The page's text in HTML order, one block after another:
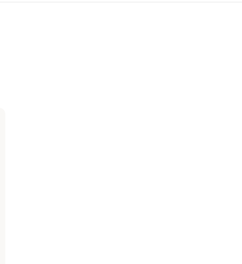
seres e então sendo essa fonte de luz e amor deixo que raios
luminosa visualizo aqueles lugares onde estão as
derramo luz e amor em todo o seu ser e assim vou
que o meu coração cada vez é maior e mais luminoso e